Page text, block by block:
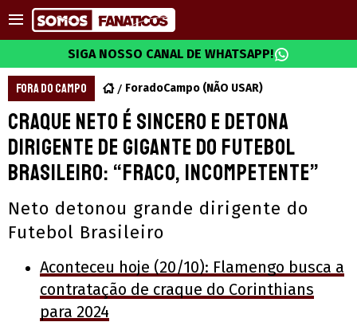
SIGA NOSSO CANAL DE WHATSAPP!
FORA DO CAMPO ForadoCampo (NÃO USAR)
Craque Neto é sincero e detona
dirigente de gigante do Futebol
Brasileiro: “fraco, incompetente”
Neto detonou grande dirigente do
Futebol Brasileiro
Aconteceu hoje (20/10): Flamengo busca a
contratação de craque do Corinthians
para 2024